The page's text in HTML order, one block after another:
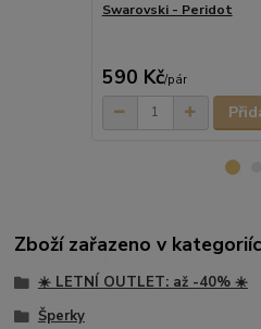
Swarovski - Peridot
590 Kč/pár
Zboží zařazeno v
☀️ LETNÍ OUTLET: až -40% ☀️
Šperky